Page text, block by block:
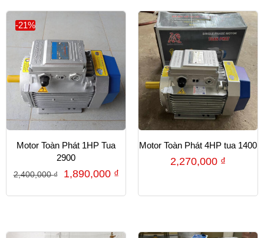
-21%
Motor Toàn Phát 1HP Tua
2900
2,400,000₫ 1,890,000 ₫
Motor Toàn Phát 4HP tua 1400
2,270,000 ₫